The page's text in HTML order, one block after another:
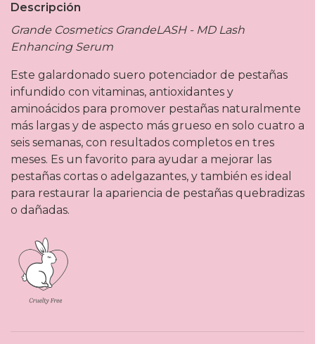
Descripción
Grande Cosmetics GrandeLASH - MD Lash
Enhancing Serum
Este galardonado suero potenciador de pestañas
infundido con vitaminas, antioxidantes y
aminoácidos para promover pestañas naturalmente
más largas y de aspecto más grueso en solo cuatro a
seis semanas, con resultados completos en tres
meses. Es un favorito para ayudar a mejorar las
pestañas cortas o adelgazantes, y también es ideal
para restaurar la apariencia de pestañas quebradizas
o dañadas.